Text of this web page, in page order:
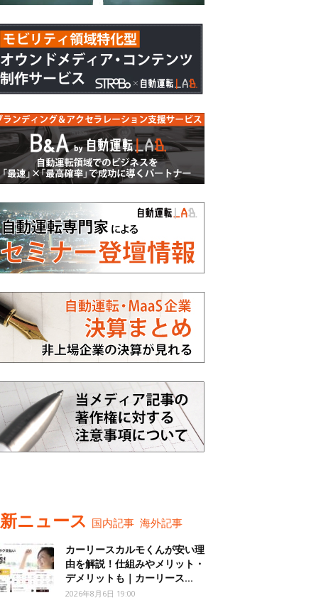
ニュース 国内記事 海外記事
カーリースカルモくんが安い理
由を解説！仕組みやメリット・
デメリットも｜カーリース...
2026年8月6日 19:00